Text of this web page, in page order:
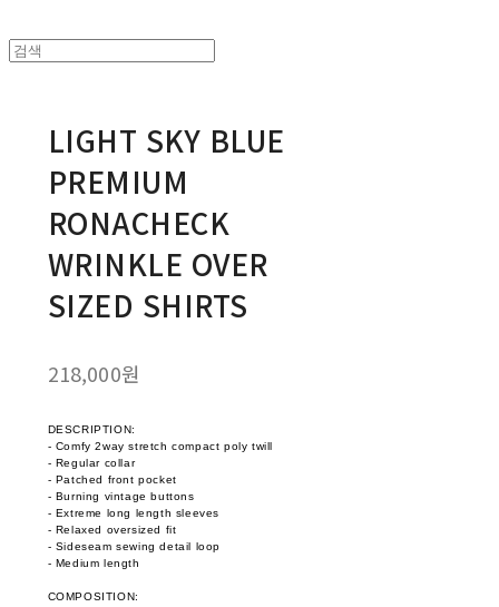
LIGHT SKY BLUE
PREMIUM
RONACHECK
WRINKLE OVER
SIZED SHIRTS
218,000원
DESCRIPTION:
- Comfy 2way stretch compact poly twill
- Regular collar
- Patched front pocket
- Burning vintage buttons
- Extreme long length sleeves
- Relaxed oversized fit
- Sideseam sewing detail loop
- Medium length
COMPOSITION: